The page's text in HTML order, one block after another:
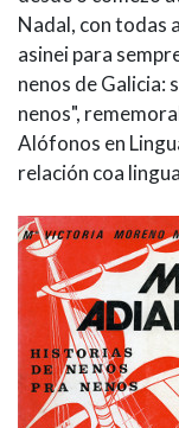
Nadal, con todas
asinei para
nenos de Galicia:
nenos",
Alófonos en
relación coa